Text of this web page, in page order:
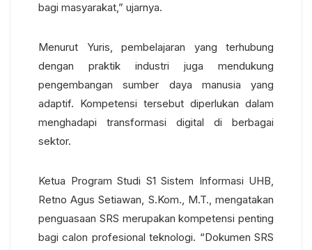
bagi masyarakat,” ujarnya.
Menurut Yuris, pembelajaran yang terhubung
dengan praktik industri juga mendukung
pengembangan sumber daya manusia yang
adaptif. Kompetensi tersebut diperlukan dalam
menghadapi transformasi digital di berbagai
sektor.
Ketua Program Studi S1 Sistem Informasi UHB,
Retno Agus Setiawan, S.Kom., M.T., mengatakan
penguasaan SRS merupakan kompetensi penting
bagi calon profesional teknologi. “Dokumen SRS